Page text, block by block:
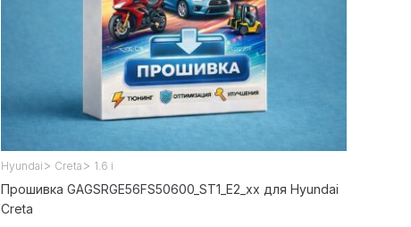
Hyundai > Creta > 1.6 i
Прошивка GAGSRGE56FS50600_ST1_E2_xx для Hyundai
Creta